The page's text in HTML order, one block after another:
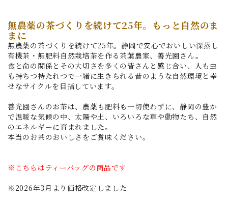
無農薬の茶づくりを続けて25年。もっと自然のま
まに
無農薬の茶づくりを続けて25年。静岡で安心でおいしい深蒸し
有機茶・無肥料自然栽培茶を作る茶葉農家、善光園さん。
食と命の関係とその大切さを多くの皆さんと感じ合い、人も虫
も持ちつ持たれつで一緒に生きられる昔のような自然環境と幸
せなサイクルを目指しています。
善光園さんのお茶は、農薬も肥料も一切使わずに、静岡の豊か
で温暖な気候の中、太陽や土、いろいろな草や動物たち、自然
のエネルギーに育まれました。
本当のお茶のおいしさをご賞味ください。
※こちらはティーバッグの商品です
※2026年3月より価格改定しました